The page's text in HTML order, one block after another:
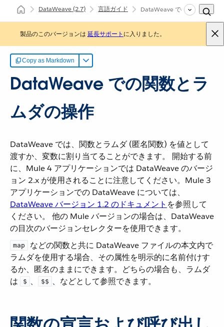
DataWeave(2.7) 言語ガイド DataWeave での関数および
製品のこのバージョンは 延長サポート に入りました。
Copy as Markdown
DataWeave での関数とラ
ムダの操作
DataWeave では、関数とラムダ (匿名関数) を値として
渡すか、変数に割り当てることができます。 開始する前
に、Mule 4 アプリケーションでは DataWeave のバージ
ョン 2.x が使用されることに注意してください。Mule 3
アプリケーションでの DataWeave については、​
DataWeave バージョン 1.2 のドキュメント ​を参照して
ください。 他の Mule バージョンの場合は、DataWeave
の目次のバージョンセレクターを使用できます。
map
​ などの関数と共に DataWeave ファイルの本文内で
ラムダを使用する場合、その属性を明示的に名前付けす
るか、匿名のままにできます。どちらの場合も、ラムダ
は ​
$ ​、​ $$ ​、などとして参照できます。